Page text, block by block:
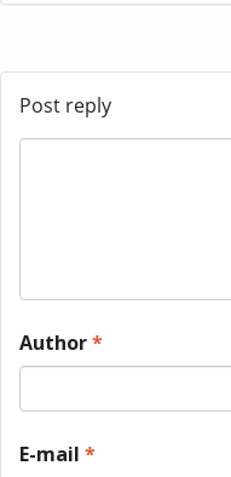
Post reply
Author*
E-mail *